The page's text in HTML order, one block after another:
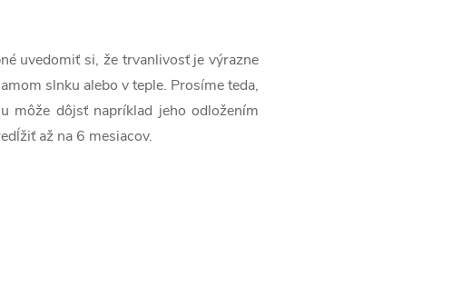
uvedomiť si, že trvanlivosť je výrazne
slnku alebo v teple. Prosíme teda,
môže dôjsť napríklad jeho odložením
až na 6 mesiacov.